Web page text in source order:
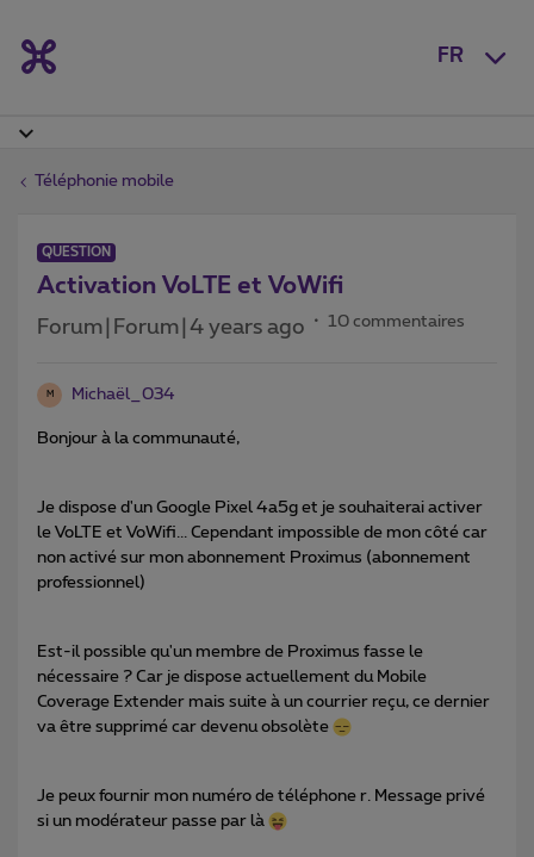
FR
Téléphonie mobile
QUESTION
Activation VoLTE et VoWifi
Forum|Forum|4 years ago 10 commentaires
M Michaël_034
Bonjour à la communauté,
Je dispose d'un Google Pixel 4a5g et je souhaiterai activer
le VoLTE et VoWifi... Cependant impossible de mon côté car
non activé sur mon abonnement Proximus (abonnement
professionnel)
Est-il possible qu'un membre de Proximus fasse le
nécessaire ? Car je dispose actuellement du Mobile
Coverage Extender mais suite à un courrier reçu, ce dernier
va être supprimé car devenu obsolète
Je peux fournir mon numéro de téléphone r. Message privé
si un modérateur passe par là